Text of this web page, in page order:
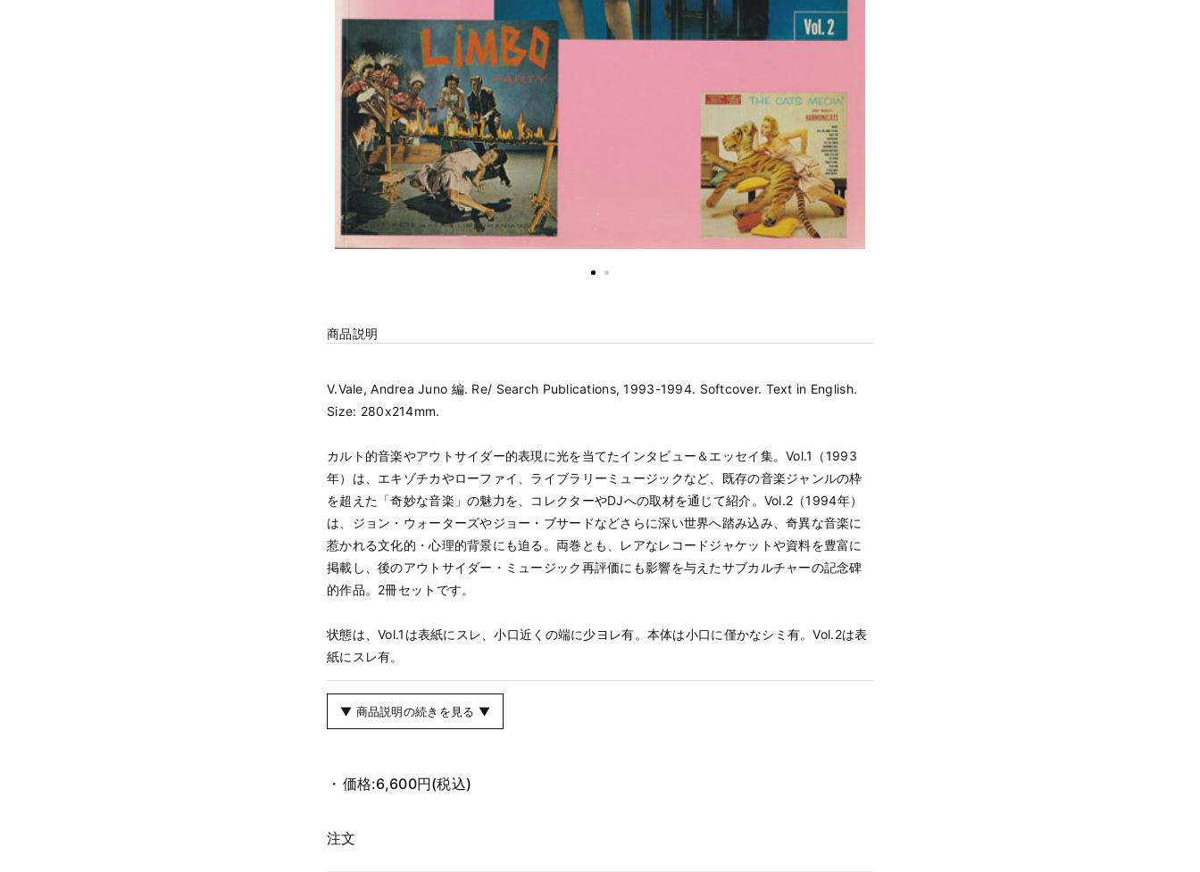
商品説明
V.Vale, Andrea Juno 編. Re/ Search Publications, 1993-1994. Softcover. Text in English.
Size: 280x214mm.
カルト的音楽やアウトサイダー的表現に光を当てたインタビュー＆エッセイ集。Vol.1（1993
年）は、エキゾチカやローファイ、ライブラリーミュージックなど、既存の音楽ジャンルの枠
を超えた「奇妙な音楽」の魅力を、コレクターやDJへの取材を通じて紹介。Vol.2（1994年）
は、ジョン・ウォーターズやジョー・ブサードなどさらに深い世界へ踏み込み、奇異な音楽に
惹かれる文化的・心理的背景にも迫る。両巻とも、レアなレコードジャケットや資料を豊富に
掲載し、後のアウトサイダー・ミュージック再評価にも影響を与えたサブカルチャーの記念碑
的作品。2冊セットです。
状態は、Vol.1は表紙にスレ、小口近くの端に少ヨレ有。本体は小口に僅かなシミ有。Vol.2は表
紙にスレ有。
▼ 商品説明の続きを見る ▼
価格:6,600円(税込)
注文